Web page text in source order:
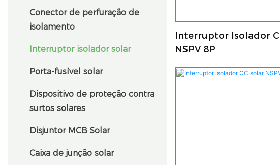
Conector de perfuração de
isolamento
Interruptor isolador solar
Porta-fusível solar
Dispositivo de proteção contra
surtos solares
Disjuntor MCB Solar
Caixa de junção solar
Interruptor Isolador
NSPV 8P